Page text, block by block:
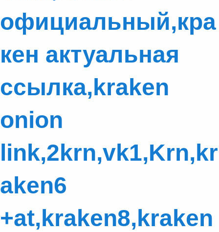
официальный,кра
кен актуальная
ссылка,kraken
onion
link,2krn,vk1,Krn,kr
aken6
+at,kraken8,kraken